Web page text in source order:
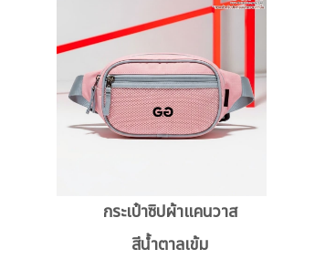
กระเป๋าซิปผ้าแคนวาส
สีน้ำตาลเข้ม